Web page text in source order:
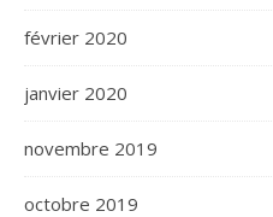
février 2020
janvier 2020
novembre 2019
octobre 2019